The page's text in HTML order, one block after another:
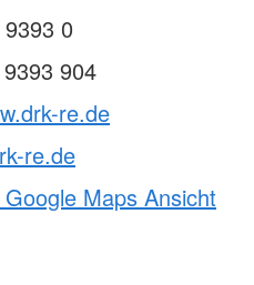
0
904
re.de
re.de
Maps Ansicht